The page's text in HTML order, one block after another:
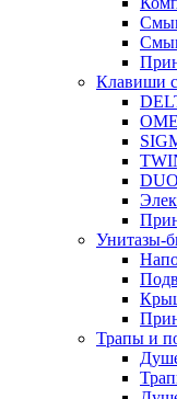
Клавиши
Унитазы-
Трапы и